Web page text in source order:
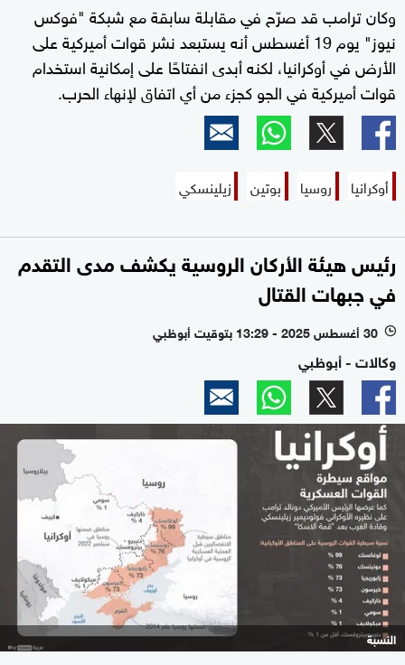
وكان ترامب قد صرّح في مقابلة سابقة مع شبكة "فوكس
نيوز" يوم 19 أغسطس أنه يستبعد نشر قوات أميركية على
الأرض في أوكرانيا، لكنه أبدى انفتاحًا على إمكانية استخدام
قوات أميركية في الجو كجزء من أي اتفاق لإنهاء الحرب.
أوكرانيا روسيا بوتين زيلينسكي
رئيس هيئة الأركان الروسية يكشف مدى التقدم
في جبهات القتال
l 30 أغسطس 2025 - 13:29 بتوقيت أبوظبي
وكالات - أبوظبي
النسبة